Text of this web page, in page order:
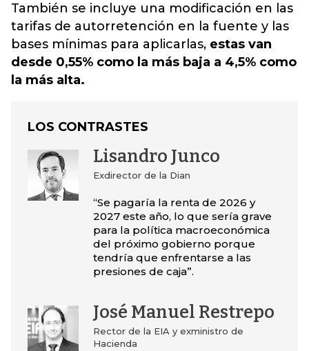
También se incluye una modificación en las
tarifas de autorretención en la fuente y las
bases mínimas para aplicarlas, estas van
desde 0,55% como la más baja a 4,5% como
la más alta.
LOS CONTRASTES
Lisandro Junco
Exdirector de la Dian
“Se pagaría la renta de 2026 y
2027 este año, lo que sería grave
para la política macroeconómica
del próximo gobierno porque
tendría que enfrentarse a las
presiones de caja”.
José Manuel Restrepo
Rector de la EIA y exministro de
Hacienda